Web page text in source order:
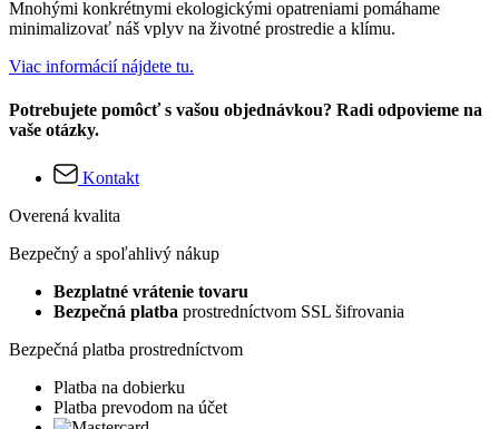
Mnohými konkrétnymi ekologickými opatreniami pomáhame
minimalizovať náš vplyv na životné prostredie a klímu.
Viac informácií nájdete tu.
Potrebujete pomôcť s vašou objednávkou? Radi odpovieme na
vaše otázky.
Kontakt
Overená kvalita
Bezpečný a spoľahlivý nákup
Bezplatné vrátenie tovaru
Bezpečná platba prostredníctvom SSL šifrovania
Bezpečná platba prostredníctvom
Platba na dobierku
Platba prevodom na účet